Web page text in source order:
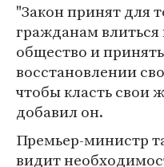
"Закон принят для
гражданам влиться
общество и
восстановлении
чтобы класть свои
добавил он.
Премьер-министр
видит